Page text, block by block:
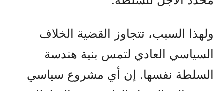
ولهذا السبب، تتجاوز القضية الخلاف
السياسي العادي لتمس بنية هندسة
السلطة نفسها. إن أي مشروع سياسي